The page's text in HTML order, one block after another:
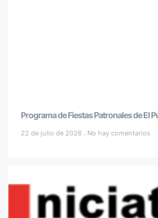
Programa de Fiestas Patronales de El
22 de julio de 2026 No hay comentarios